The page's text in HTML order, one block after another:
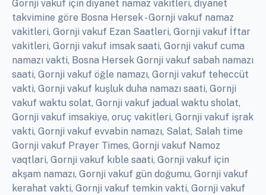
Gornji vakuf için diyanet namaz vakitleri, diyanet
takvimine göre Bosna Hersek - Gornji vakuf namaz
vakitleri, Gornji vakuf Ezan Saatleri, Gornji vakuf İftar
vakitleri, Gornji vakuf imsak saati, Gornji vakuf cuma
namazı vakti, Bosna Hersek Gornji vakuf sabah namazı
saati, Gornji vakuf öğle namazı, Gornji vakuf teheccüt
vakti, Gornji vakuf kuşluk duha namazı saati, Gornji
vakuf waktu solat, Gornji vakuf jadual waktu sholat,
Gornji vakuf imsakiye, oruç vakitleri, Gornji vakuf işrak
vakti, Gornji vakuf evvabin namazı, Salat, Salah time
Gornji vakuf Prayer Times, Gornji vakuf Namoz
vaqtlari, Gornji vakuf kıble saati, Gornji vakuf için
akşam namazı, Gornji vakuf gün doğumu, Gornji vakuf
kerahat vakti, Gornji vakuf temkin vakti, Gornji vakuf